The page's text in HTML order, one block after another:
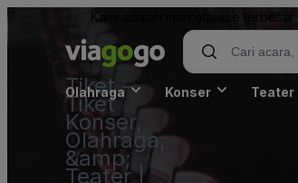
Kami adalah marketplace
Tiket -
Tiket
Konser,
Olahraga,
&amp;
Teater |
Olahraga Konser Teater